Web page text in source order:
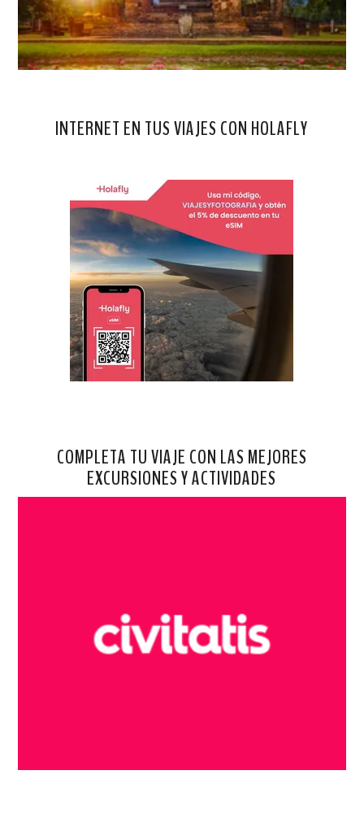
INTERNET EN TUS VIAJES CON HOLAFLY
COMPLETA TU VIAJE CON LAS MEJORES
EXCURSIONES Y ACTIVIDADES